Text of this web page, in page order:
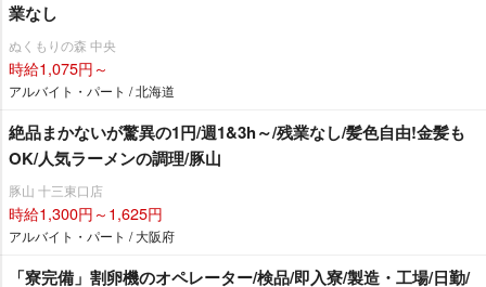
業なし
ぬくもりの森 中央
時給1,075円～
アルバイト・パート / 北海道
絶品まかないが驚異の1円/週1&3h～/残業なし/髪色自由!金髪も
OK/人気ラーメンの調理/豚山
豚山 十三東口店
時給1,300円～1,625円
アルバイト・パート / 大阪府
「寮完備」割卵機のオペレーター/検品/即入寮/製造・工場/日勤/